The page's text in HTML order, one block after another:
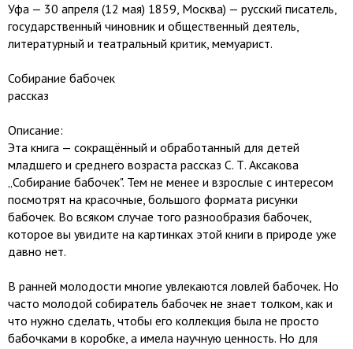
Уфа — 30 апреля (12 мая) 1859, Москва) — русский писатель,
государственный чиновник и общественный деятель,
литературный и театральный критик, мемуарист.
Собирание бабочек
рассказ
Описание:
Эта книга — сокращённый и обработанный для детей
младшего и среднего возраста рассказ С. Т. Аксакова
„Собирание бабочек". Тем не менее и взрослые с интересом
посмотрят на красочные, большого формата рисунки
бабочек. Во всяком случае того разнообразия бабочек,
которое вы увидите на картинках этой книги в природе уже
давно нет.
В ранней молодости многие увлекаются ловлей бабочек. Но
часто молодой собиратель бабочек не знает толком, как и
что нужно сделать, чтобы его коллекция была не просто
бабочками в коробке, а имела научную ценность. Но для